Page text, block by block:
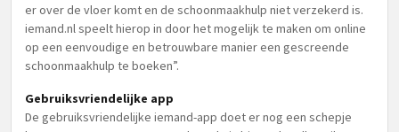
er over de vloer komt en de schoonmaakhulp niet verzekerd is.
iemand.nl speelt hierop in door het mogelijk te maken om online
op een eenvoudige en betrouwbare manier een gescreende
schoonmaakhulp te boeken”.
Gebruiksvriendelijke app
De gebruiksvriendelijke iemand-app doet er nog een schepje